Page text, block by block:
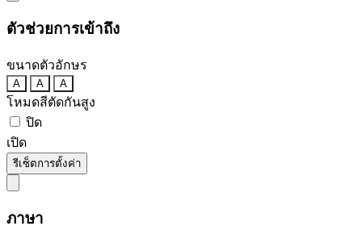
ตัวช่วยการเข้าถึง
ขนาดตัวอักษร
A A A
โหมดสีตัดกันสูง
ปิด
เปิด
รีเซ็ตการตั้งค่า
ภาษา